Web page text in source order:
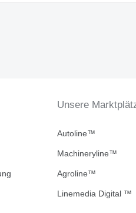
Unsere
Autoline™
Machineryline™
Agroline™
Linemedia Digital ™